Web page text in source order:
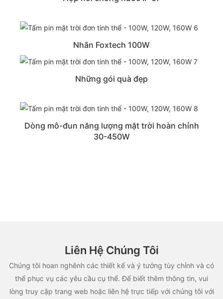
Nhãn Foxtech 100W
Những gói quà đẹp
Dòng mô-đun năng lượng mặt trời hoàn chỉnh
30-450W
Liên Hệ Chúng Tôi
Chúng tôi hoan nghênh các thiết kế và ý tưởng tùy chỉnh và có
thể phục vụ các yêu cầu cụ thể. Để biết thêm thông tin, vui
lòng truy cập trang web hoặc liên hệ trực tiếp với chúng tôi với